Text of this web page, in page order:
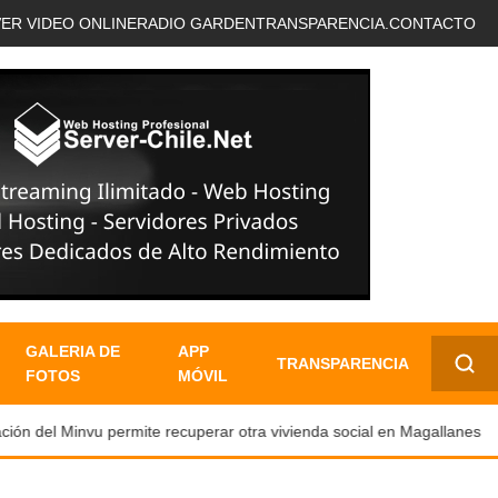
VIDEO ONLINERADIO GARDENTRANSPARENCIA. CONTACTO
GALERIA DE
FOTOS
APP
MÓVIL
TRANSPARENCIA
✕
del Minvu permite recuperar otra vivienda social en Magallanes